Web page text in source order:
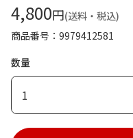
4,800円(送料・税込)
商品番号
9979412581
数量
1